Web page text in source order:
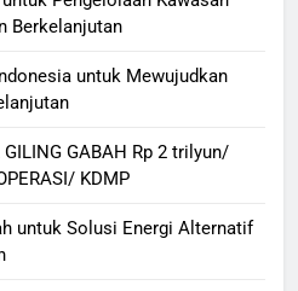
Berkelanjutan
untuk Mewujudkan
GABAH Rp 2 trilyun/
KDMP
untuk Solusi Energi Alternatif